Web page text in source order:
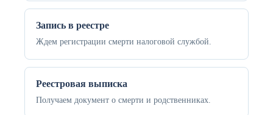
Запись в реестре
Ждем регистрации смерти налоговой службой.
Реестровая выписка
Получаем документ о смерти и родственниках.